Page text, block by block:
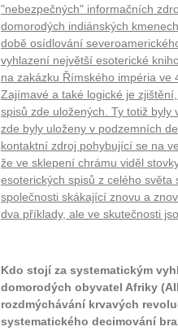
"nebezpečných" informačních
domorodých indiánských
době osídlování
vyhlazení největší esoterické
na zakázku Římského impéria ve
Zajímavé a také logické je
spisů zde uložených. Ty totiž
zde byly uloženy v podzemních
kontaktní zdroj pohybující se na
že ve sklepení chrámu viděl
esoterických spisů z celého
společnosti skákající znovu a
dva příklady, ale ve skutečnosti
Kdo stojí za systematickým
domorodých obyvatel Afriky
rozdmýchávání krvavých
systematického decimování